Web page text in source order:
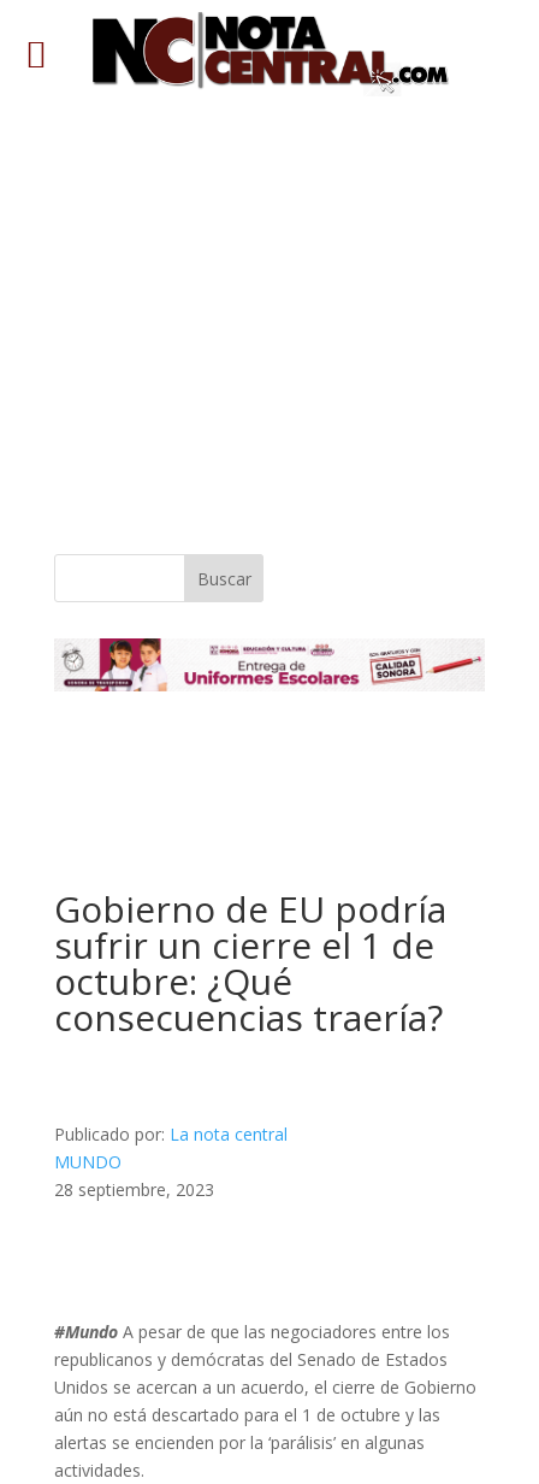
Buscar
Gobierno de EU podría
sufrir un cierre el 1 de
octubre: ¿Qué
consecuencias traería?
Publicado por: La nota central
MUNDO
28 septiembre, 2023
#MundoA pesar de que las negociadores entre los
republicanos y demócratas del Senado de Estados
Unidos se acercan a un acuerdo, el cierre de Gobierno
aún no está descartado para el 1 de octubre y las
alertas se encienden por la ‘parálisis’ en algunas
actividades.